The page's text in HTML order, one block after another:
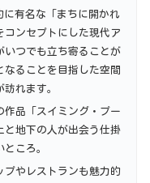
に有名な「まちに開かれ
コンセプトにした現代ア
いつでも立ち寄ることが
なることを目指した空間
れます。
作品「スイミング・プー
と地下の人が出会う仕掛
ころ。
プやレストランも魅力的